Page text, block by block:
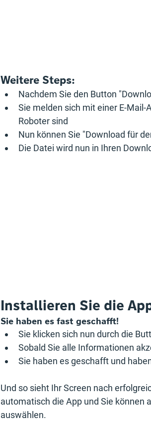
Weitere Steps:
Nachdem Sie den Button
Sie melden sich mit einer E-Mail-
Roboter sind
Nun können Sie "Download für
Die Datei wird nun in Ihren
Installieren Sie die
Sie haben es fast geschafft!
Sie klicken sich nun durch die
Sobald Sie alle Informationen
Sie haben es geschafft und
Und so sieht Ihr Screen nach
automatisch die App und Sie können
auswählen.